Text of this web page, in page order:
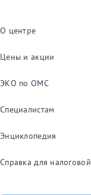
О центре
Цены и акции
ЭКО по ОМС
Специалистам
Энциклопедия
Справка для налоговой